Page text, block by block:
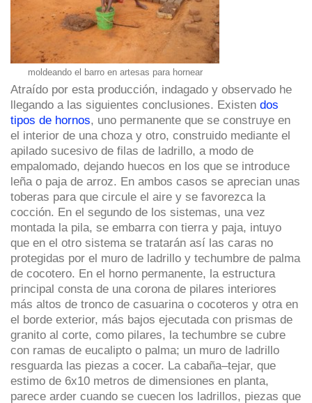
moldeando el barro en artesas para hornear
Atraído por esta producción, indagado y observado he
llegando a las siguientes conclusiones. Existen dos
tipos de hornos, uno permanente que se construye en
el interior de una choza y otro, construido mediante el
apilado sucesivo de filas de ladrillo, a modo de
empalomado, dejando huecos en los que se introduce
leña o paja de arroz. En ambos casos se aprecian unas
toberas para que circule el aire y se favorezca la
cocción. En el segundo de los sistemas, una vez
montada la pila, se embarra con tierra y paja, intuyo
que en el otro sistema se tratarán así las caras no
protegidas por el muro de ladrillo y techumbre de palma
de cocotero. En el horno permanente, la estructura
principal consta de una corona de pilares interiores
más altos de tronco de casuarina o cocoteros y otra en
el borde exterior, más bajos ejecutada con prismas de
granito al corte, como pilares, la techumbre se cubre
con ramas de eucalipto o palma; un muro de ladrillo
resguarda las piezas a cocer. La cabaña‒tejar, que
estimo de 6x10 metros de dimensiones en planta,
parece arder cuando se cuecen los ladrillos, piezas que